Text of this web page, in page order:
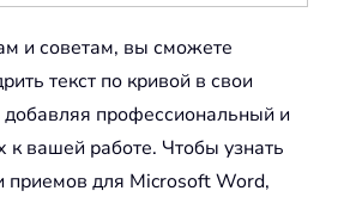
и советам, вы сможете
текст по кривой в свои
профессиональный и
к вашей работе. Чтобы узнать
приемов для Microsoft Word,